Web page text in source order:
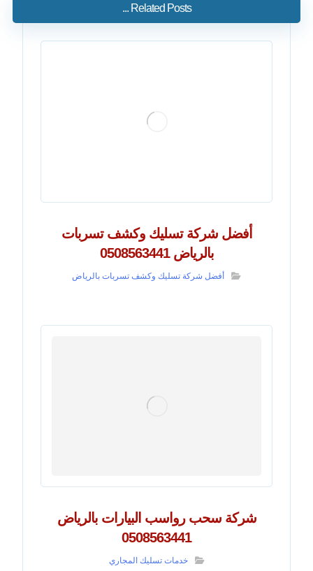
Related Posts ...
أفضل شركة تسليك وكشف تسربات
بالرياض 0508563441
أفضل شركة تسليك وكشف تسربات بالرياض
شركة سحب رواسب البيارات بالرياض
0508563441
خدمات تسليك المجاري